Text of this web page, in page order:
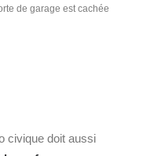
de garage est cachée
civique doit aussi